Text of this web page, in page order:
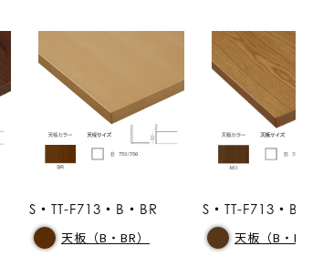
S・TT-F713・B・BR
天板（B・BR）
S・TT-F713・B・
天板（B・MO